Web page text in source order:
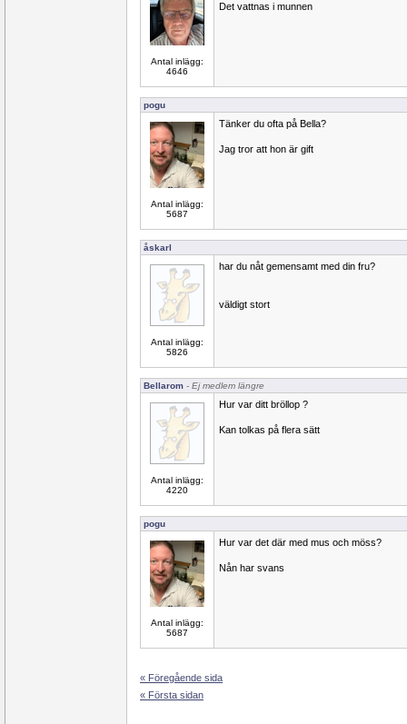
Antal inlägg:
4646
Det vattnas i munnen
pogu
Antal inlägg:
5687
Tänker du ofta på Bella?
Jag tror att hon är gift
åskarl
Antal inlägg:
5826
har du nåt gemensamt med din fru?
väldigt stort
Bellarom - Ej medlem längre
Antal inlägg:
4220
Hur var ditt bröllop ?
Kan tolkas på flera sätt
pogu
Antal inlägg:
5687
Hur var det där med mus och möss?
Nån har svans
« Föregående sida
« Första sidan